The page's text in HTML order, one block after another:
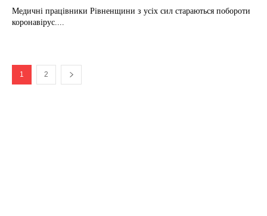
Медичні працівники Рівненщини з усіх сил стараються побороти
коронавірус....
1 2